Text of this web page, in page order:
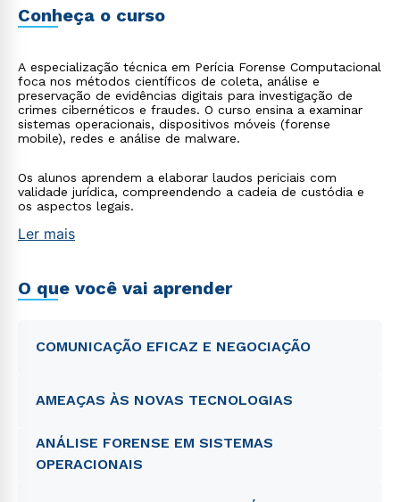
Conheça o curso
A especialização técnica em Perícia Forense Computacional
foca nos métodos científicos de coleta, análise e
preservação de evidências digitais para investigação de
crimes cibernéticos e fraudes. O curso ensina a examinar
sistemas operacionais, dispositivos móveis (forense
mobile), redes e análise de malware.
Os alunos aprendem a elaborar laudos periciais com
validade jurídica, compreendendo a cadeia de custódia e
os aspectos legais.
Ler mais
O que você vai aprender
COMUNICAÇÃO EFICAZ E NEGOCIAÇÃO
AMEAÇAS ÀS NOVAS TECNOLOGIAS
ANÁLISE FORENSE EM SISTEMAS
OPERACIONAIS